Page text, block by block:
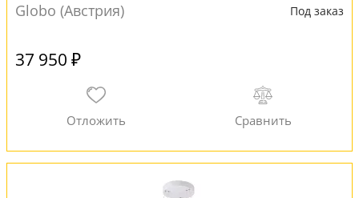
Globo (Австрия) Под заказ
37 950 ₽